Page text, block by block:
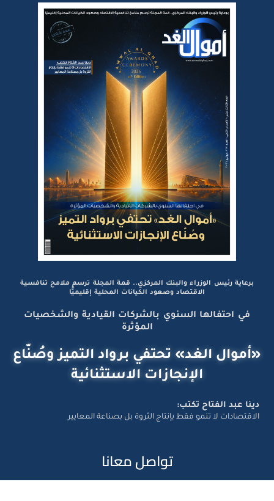
برعاية رئيس الوزراء والبنك المركزي.. قمة المجلة ترسم ملامح تنافسية
الاقتصاد وصعود الكيانات المحلية إقليميًّا
في احتفالها السنوي بالشركات القيادية والشخصيات
المؤثرة
«أموال الغد» تحتفي برواد التميز وصُنّاع
الإنجازات الاستثنائية
دينا عبد الفتاح تكتب:
الاقتصادات لا تنمو فقط بإنتاج الثروة بل بصناعة المعايير
تواصل معانا